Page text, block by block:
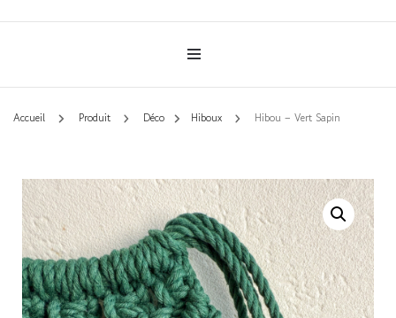
Cam'O – Créations
artisanales & originales
Accueil Produit Déco Hiboux Hibou – Vert Sapin